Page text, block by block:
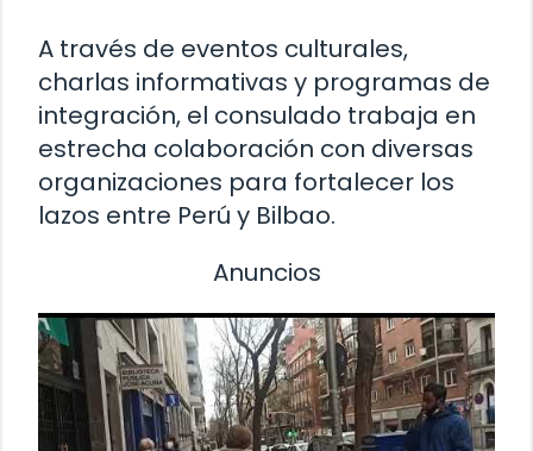
A través de eventos culturales,
charlas informativas y programas de
integración, el consulado trabaja en
estrecha colaboración con diversas
organizaciones para fortalecer los
lazos entre Perú y Bilbao.
Anuncios